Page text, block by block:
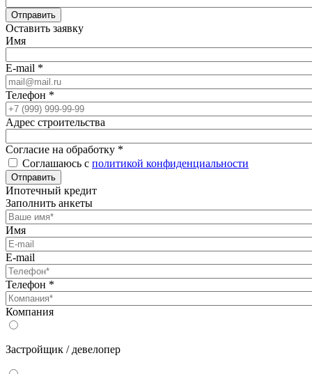
Отправить
Оставить заявку
Имя
E-mail *
Телефон *
Адрес строительства
Согласие на обработку *
Соглашаюсь с политикой конфиденциальности
Отправить
Ипотечный кредит
Заполнить анкеты
Имя
E-mail
Телефон *
Компания
Застройщик / девелопер